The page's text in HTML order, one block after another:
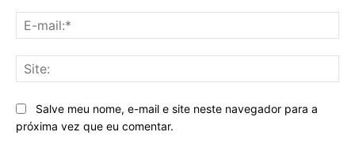
Salve meu nome, e-mail e site neste navegador para a
próxima vez que eu comentar.